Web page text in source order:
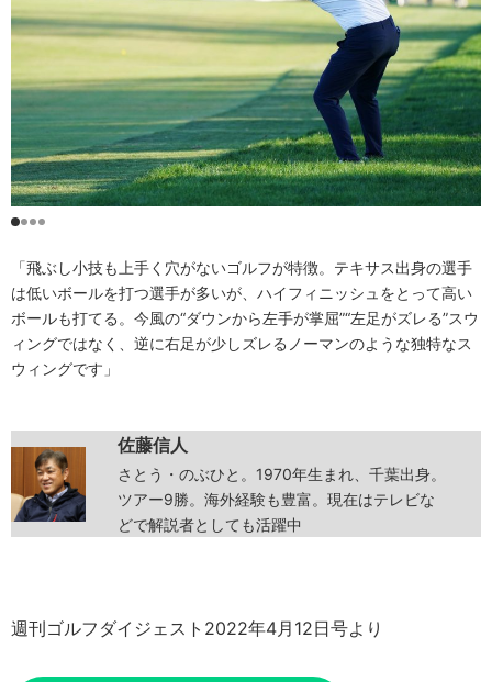
「飛ぶし小技も上手く穴がないゴルフが特徴。テキサス出身の選手
は低いボールを打つ選手が多いが、ハイフィニッシュをとって高い
ボールも打てる。今風の“ダウンから左手が掌屈”“左足がズレる”スウ
ィングではなく、逆に右足が少しズレるノーマンのような独特なス
ウィングです」
佐藤信人
さとう・のぶひと。1970年生まれ、千葉出身。
ツアー9勝。海外経験も豊富。現在はテレビな
どで解説者としても活躍中
週刊ゴルフダイジェスト2022年4月12日号より